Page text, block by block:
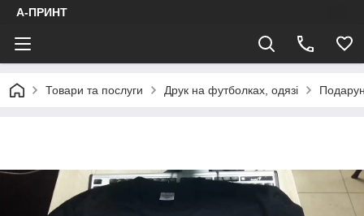
А-ПРИНТ
Товари та послуги Друк на футболках, одязі